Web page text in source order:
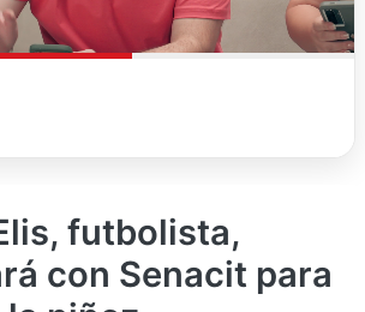
futbolista,
con Senacit para